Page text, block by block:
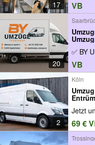
17 VB
20
✅ BY
VB
2
Köln
Jetzt
69 €